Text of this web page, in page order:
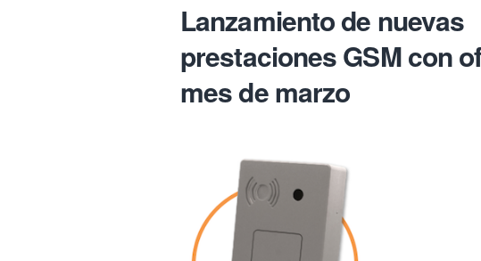
Lanzamiento de nuevas
prestaciones GSM con
mes de marzo